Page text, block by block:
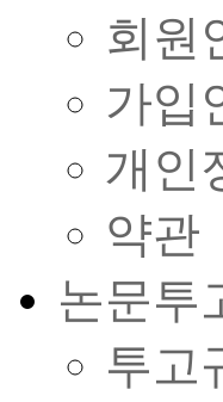
회원
가입
개인
약관
논문투
투고